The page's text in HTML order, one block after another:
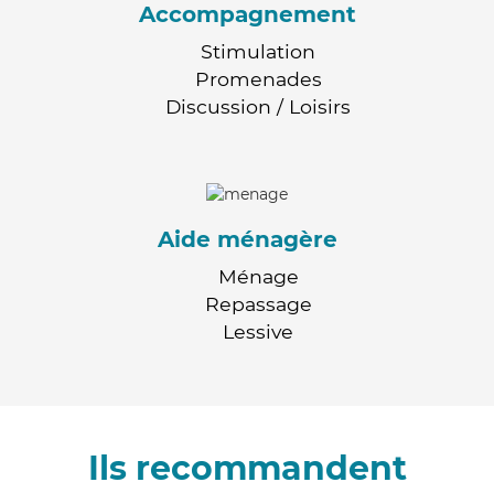
Accompagnement
Stimulation
Promenades
Discussion / Loisirs
Aide ménagère
Ménage
Repassage
Lessive
Ils recommandent